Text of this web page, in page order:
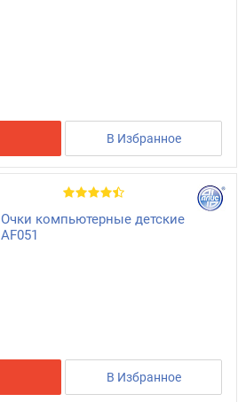
В Избранное
Очки компьютерные детские
AF051
В Избранное